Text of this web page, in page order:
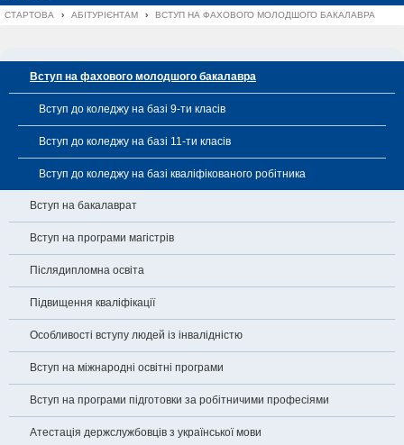
СТАРТОВА › АБІТУРІЄНТАМ › ВСТУП НА ФАХОВОГО МОЛОДШОГО БАКАЛАВРА
Вступ на фахового молодшого бакалавра
Вступ до коледжу на базі 9-ти класів
Вступ до коледжу на базі 11-ти класів
Вступ до коледжу на базі кваліфікованого робітника
Вступ на бакалаврат
Вступ на програми магістрів
Післядипломна освіта
Підвищення кваліфікації
Особливості вступу людей із інвалідністю
Вступ на міжнародні освітні програми
Вступ на програми підготовки за робітничими професіями
Атестація держслужбовців з української мови